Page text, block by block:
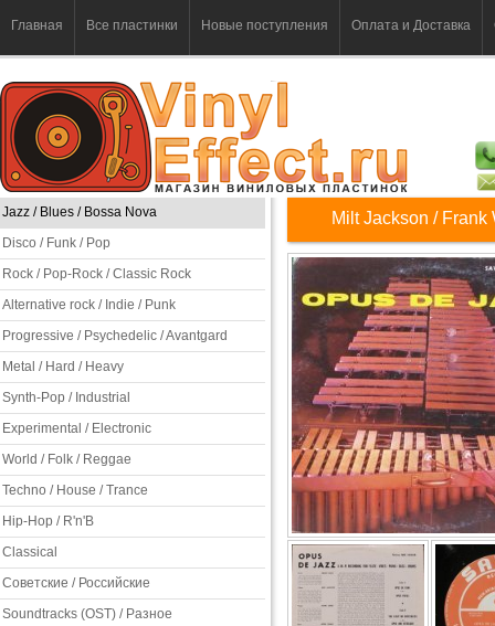
Главная Все пластинки Новые поступления Оплата и Доставка
Jazz / Blues / Bossa Nova
Disco / Funk / Pop
Rock / Pop-Rock / Classic Rock
Alternative rock / Indie / Punk
Progressive / Psychedelic / Avantgard
Metal / Hard / Heavy
Synth-Pop / Industrial
Experimental / Electronic
World / Folk / Reggae
Techno / House / Trance
Hip-Hop / R'n'B
Classical
Советские / Российские
Soundtracks (OST) / Разное
Milt Jackson /